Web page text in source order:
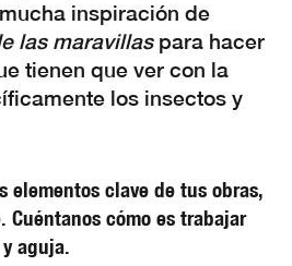
inspiración de
las maravillaspara hacer
tienen que ver con la
los insectos y
elementos clave de tus obras,
cómo es trabajar
aguja.